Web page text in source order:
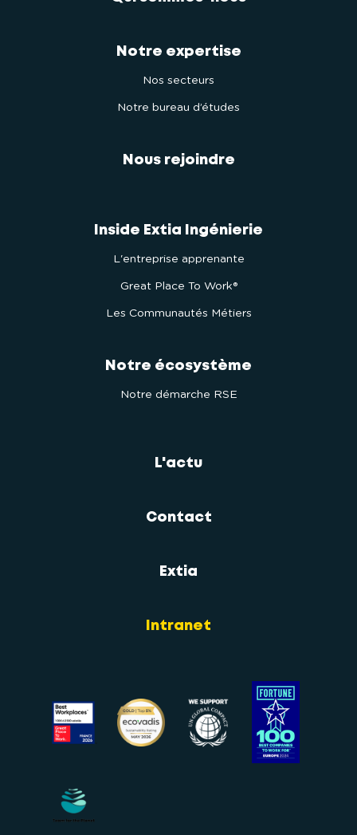
Notre expertise
Nos secteurs
Notre bureau d’études
Nous rejoindre
Inside Extia Ingénierie
L'entreprise apprenante
Great Place To Work®
Les Communautés Métiers
Notre écosystème
Notre démarche RSE
L'actu
Contact
Extia
Intranet